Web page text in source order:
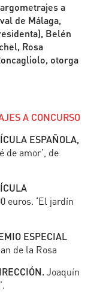
a
de Málaga,
Belén
Rosa
otorga
A CONCURSO
ESPAÑOLA,
de amor’, de
euros. ‘El jardín
ESPECIAL
de la Rosa
Joaquín